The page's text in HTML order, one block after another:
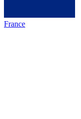
France